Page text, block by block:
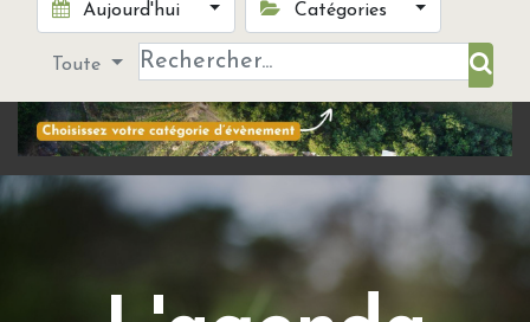
Aujourd'hui Catégories
Toute